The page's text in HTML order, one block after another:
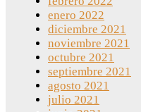
enero 2022
diciembre 2021
noviembre 2021
octubre 2021
septiembre 2021
agosto 2021
julio 2021